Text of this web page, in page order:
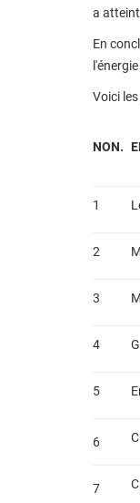
a
En
Voici
NON.
1
2
3
4
5
6
7